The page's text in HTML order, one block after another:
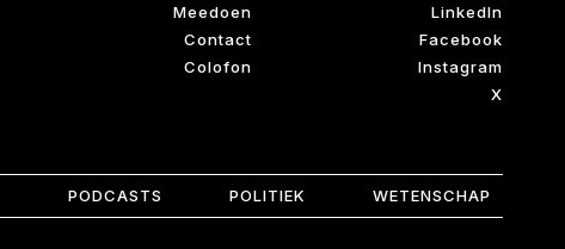
Meedoen
Contact
Colofon
LinkedIn
Facebook
Instagram
X
PODCASTS POLITIEK WETENSCHAP